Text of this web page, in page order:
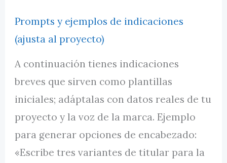
Prompts y ejemplos de indicaciones
(ajusta al proyecto)
A continuación tienes indicaciones
breves que sirven como plantillas
iniciales; adáptalas con datos reales de tu
proyecto y la voz de la marca. Ejemplo
para generar opciones de encabezado:
«Escribe tres variantes de titular para la